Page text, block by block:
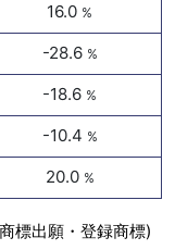
16.0 %
-28.6 %
-18.6 %
-10.4 %
20.0 %
標出願・登録商標)